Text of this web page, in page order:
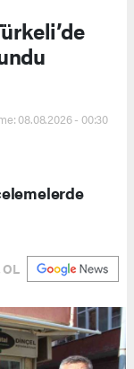
08.08.2026 - 00:30
OL